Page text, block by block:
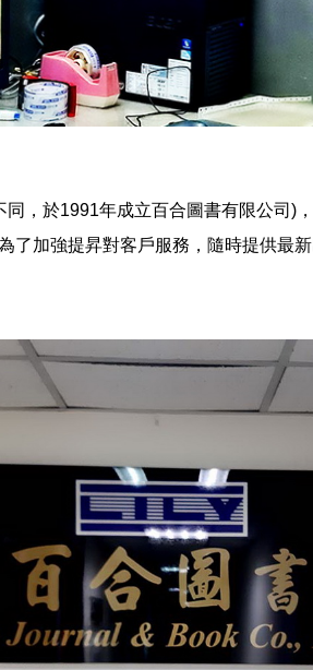
，於1991年成立百合圖書有限公司)
了加強提昇對客戶服務，隨時提供最